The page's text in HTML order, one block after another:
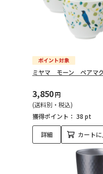
ミヤマ モーン ペアマ
3,850円
(送料別・税込)
獲得ポイント： 38 pt
詳細 カート